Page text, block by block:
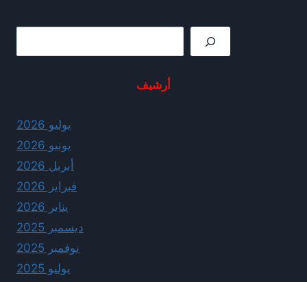
أرشيف
يوليو 2026
يونيو 2026
أبريل 2026
فبراير 2026
يناير 2026
ديسمبر 2025
نوفمبر 2025
يوليو 2025